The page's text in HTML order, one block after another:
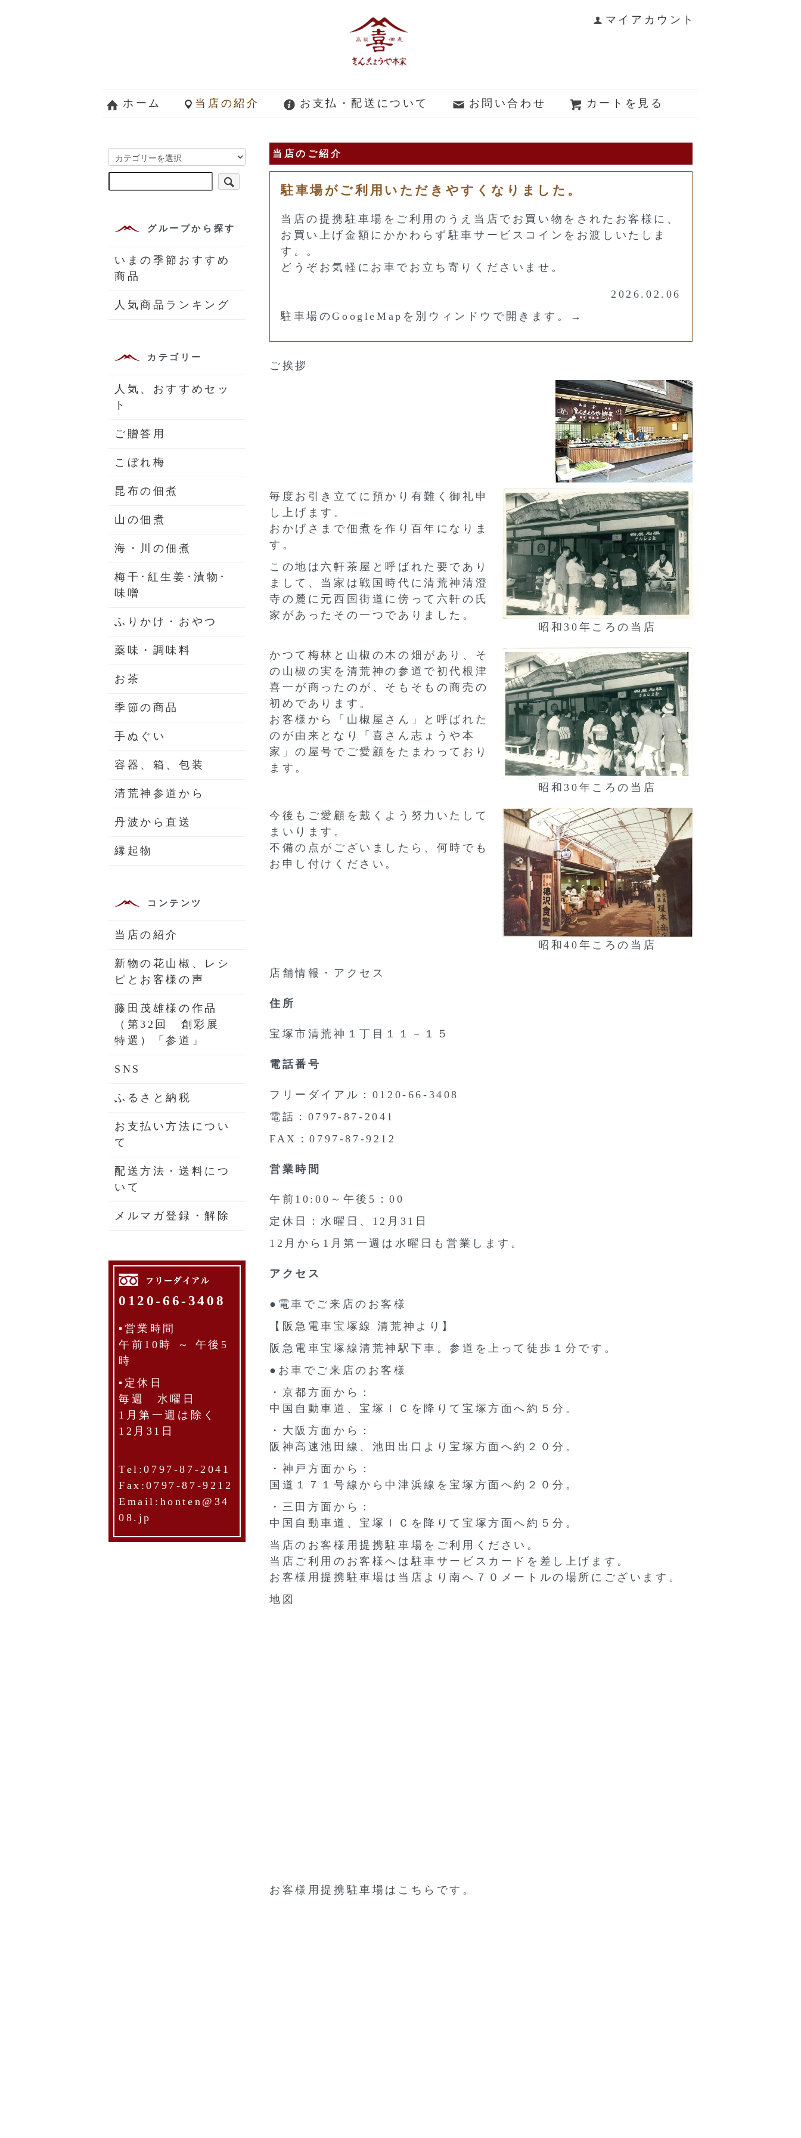
マイアカウント
ホーム 当店の紹介 お支払・配送について お問い合わせ カートを見る
当店のご紹介
駐車場がご利用いただきやすくなりました。
当店の提携駐車場をご利用のうえ当店でお買い物をされたお客様に、
お買い上げ金額にかかわらず駐車サービスコインをお渡しいたしま
す。。
どうぞお気軽にお車でお立ち寄りくださいませ。
2026.02.06
駐車場のGoogleMapを別ウィンドウで開きます。→
ご挨拶
昭和30年ころの当店
毎度お引き立てに預かり有難く御礼申
し上げます。
おかげさまで佃煮を作り百年になりま
す。
この地は六軒茶屋と呼ばれた要であり
まして、当家は戦国時代に清荒神清澄
寺の麓に元西国街道に傍って六軒の氏
家があったその一つでありました。
昭和30年ころの当店
かつて梅林と山椒の木の畑があり、そ
の山椒の実を清荒神の参道で初代根津
喜一が商ったのが、そもそもの商売の
初めであります。
お客様から「山椒屋さん」と呼ばれた
のが由来となり「喜さん志ょうや本
家」の屋号でご愛顧をたまわっており
ます。
昭和40年ころの当店
今後もご愛顧を戴くよう努力いたして
まいります。
不備の点がございましたら、何時でも
お申し付けください。
店舗情報・アクセス
住所
宝塚市清荒神１丁目１１－１５
電話番号
フリーダイアル：0120-66-3408
電話：0797-87-2041
FAX：0797-87-9212
営業時間
午前10:00～午後5：00
定休日：水曜日、12月31日
12月から1月第一週は水曜日も営業します。
アクセス
●電車でご来店のお客様
【阪急電車宝塚線 清荒神より】
阪急電車宝塚線清荒神駅下車。参道を上って徒歩１分です。
●お車でご来店のお客様
・京都方面から：
中国自動車道、宝塚ＩＣを降りて宝塚方面へ約５分。
・大阪方面から：
阪神高速池田線、池田出口より宝塚方面へ約２０分。
・神戸方面から：
国道１７１号線から中津浜線を宝塚方面へ約２０分。
・三田方面から：
中国自動車道、宝塚ＩＣを降りて宝塚方面へ約５分。
当店のお客様用提携駐車場をご利用ください。
当店ご利用のお客様へは駐車サービスカードを差し上げます。
お客様用提携駐車場は当店より南へ７０メートルの場所にございます。
地図
お客様用提携駐車場はこちらです。
グループから探す
いまの季節おすすめ
商品
人気商品ランキング
カテゴリー
人気、おすすめセッ
ト
ご贈答用
こぼれ梅
昆布の佃煮
山の佃煮
海・川の佃煮
梅干･紅生姜･漬物･
味噌
ふりかけ・おやつ
薬味・調味料
お茶
季節の商品
手ぬぐい
容器、箱、包装
清荒神参道から
丹波から直送
縁起物
コンテンツ
当店の紹介
新物の花山椒、レシ
ピとお客様の声
藤田茂雄様の作品
（第32回 創彩展
特選）「参道」
SNS
ふるさと納税
お支払い方法につい
て
配送方法・送料につ
いて
メルマガ登録・解除
0120-66-3408
▪営業時間
午前10時 ～ 午後5
時
▪定休日
毎週 水曜日
1月第一週は除く
12月31日
Tel:0797-87-2041
Fax:0797-87-9212
Email:honten@34
08.jp